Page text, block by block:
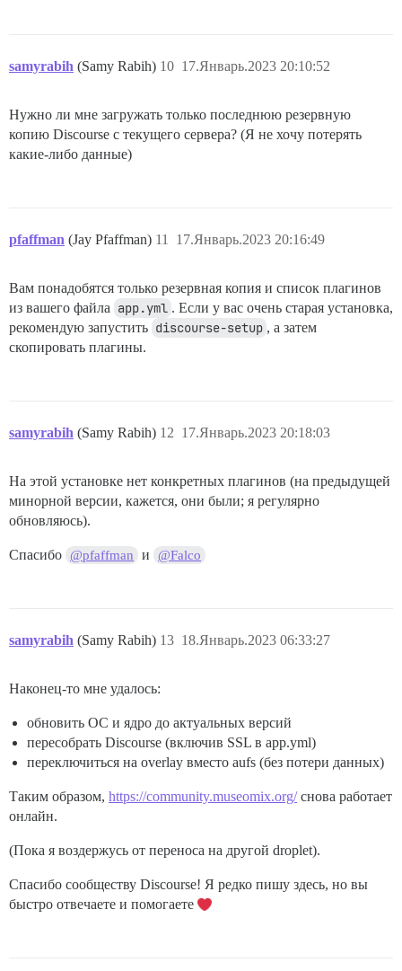
samyrabih (Samy Rabih) 17.Январь.2023 20:10:52
10
Нужно ли мне загружать только последнюю резервную
копию Discourse с текущего сервера? (Я не хочу потерять
какие-либо данные)
pfaffman (Jay Pfaffman) 17.Январь.2023 20:16:49
11
Вам понадобятся только резервная копия и список плагинов
из вашего файла app.yml . Если у вас очень старая установка,
рекомендую запустить discourse-setup , а затем
скопировать плагины.
samyrabih (Samy Rabih) 17.Январь.2023 20:18:03
12
На этой установке нет конкретных плагинов (на предыдущей
минорной версии, кажется, они были; я регулярно
обновляюсь).
Спасибо @pfaffman и @Falco
samyrabih (Samy Rabih) 18.Январь.2023 06:33:27
13
Наконец-то мне удалось:
обновить ОС и ядро до актуальных версий
пересобрать Discourse (включив SSL в app.yml)
переключиться на overlay вместо aufs (без потери данных)
Таким образом, https://community.museomix.org/снова работает
онлайн.
(Пока я воздержусь от переноса на другой droplet).
Спасибо сообществу Discourse! Я редко пишу здесь, но вы
быстро отвечаете и помогаете